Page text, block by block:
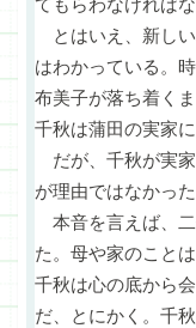
てもらわなければな
とはいえ、新し
はわかっている。
布美子が落ち着く
千秋は蒲田の実家
だが、千秋が実
が理由ではなかった
本音を言えば、
た。母や家のこと
千秋は心の底から
だ、とにかく。千